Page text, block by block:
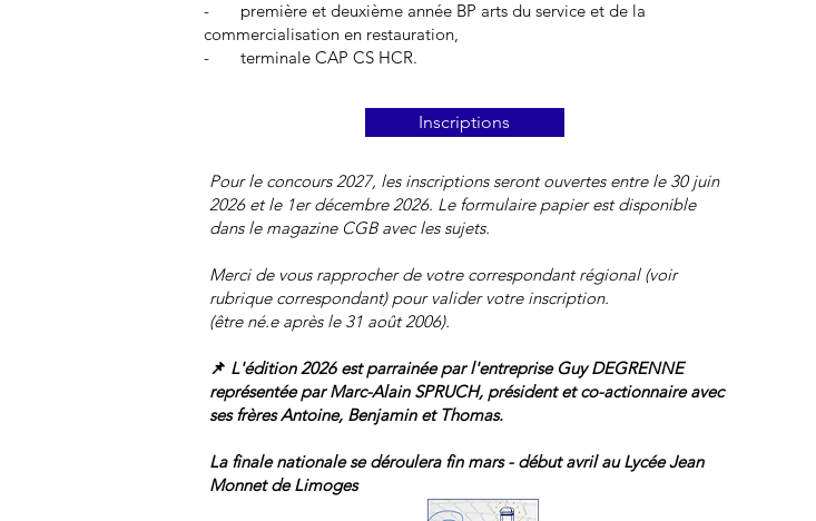
- première et deuxième année BP arts du service et de la
commercialisation en restauration,
- terminale CAP CS HCR.
Inscriptions
Pour le concours 2027, les inscriptions seront ouvertes entre le 30 juin
2026 et le 1er décembre 2026. Le formulaire papier est disponible
dans le magazine CGB avec les sujets.
Merci de vous rapprocher de votre correspondant régional (voir
rubrique correspondant) pour valider votre inscription.
(être né.e après le 31 août 2006).
📌 L'édition 2026 estparrainée par l'entreprise Guy DEGRENNE
représentéepar Marc-Alain SPRUCH, président et co-actionnaire avec
ses frères Antoine, Benjamin et Thomas.
La finale nationale se déroulera fin mars - début avril au Lycée Jean
Monnet de Limoges